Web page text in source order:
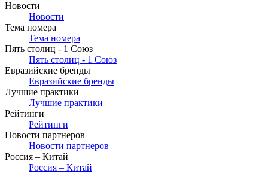
Новости
Новости
Тема номера
Тема номера
Пять столиц - 1 Союз
Пять столиц - 1 Союз
Евразийские бренды
Евразийские бренды
Лучшие практики
Лучшие практики
Рейтинги
Рейтинги
Новости партнеров
Новости партнеров
Россия – Китай
Россия – Китай